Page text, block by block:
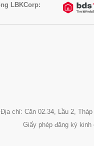
LBKCorp:
Địa chỉ: Căn 02.34, Lầu 2,
Giấy phép đăng ký